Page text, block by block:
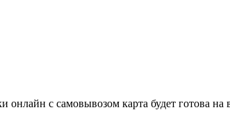
с самовывозом карта будет готова на